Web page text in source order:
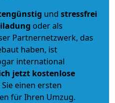
und stressfrei
oder als
Partnernetzwerk, das
haben, ist
international
jetzt kostenlose
einen ersten
für Ihren Umzug.